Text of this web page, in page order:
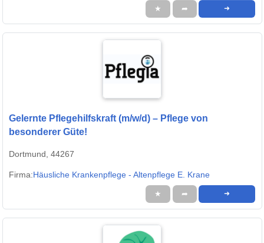
★ ➦ ➜
Gelernte Pflegehilfskraft (m/w/d) – Pflege von
besonderer Güte!
Dortmund, 44267
Firma:Häusliche Krankenpflege - Altenpflege E. Krane
★ ➦ ➜